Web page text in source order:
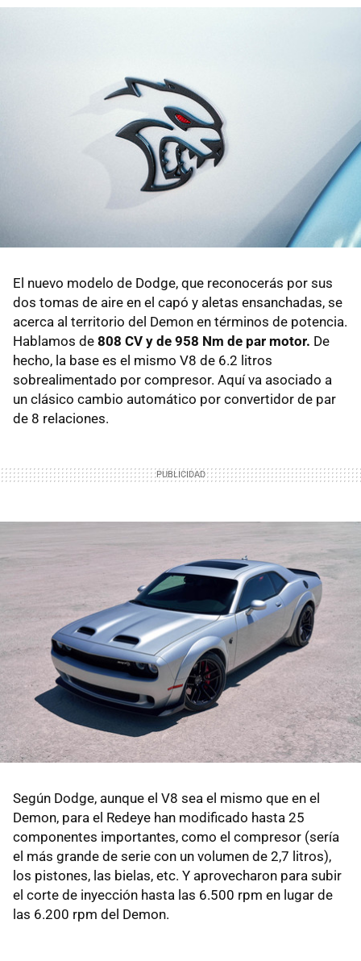
El nuevo modelo de Dodge, que reconocerás por sus
dos tomas de aire en el capó y aletas ensanchadas, se
acerca al territorio del Demon en términos de potencia.
Hablamos de 808 CV y de 958 Nm de par motor. De
hecho, la base es el mismo V8 de 6.2 litros
sobrealimentado por compresor. Aquí va asociado a
un clásico cambio automático por convertidor de par
de 8 relaciones.
Según Dodge, aunque el V8 sea el mismo que en el
Demon, para el Redeye han modificado hasta 25
componentes importantes, como el compresor (sería
el más grande de serie con un volumen de 2,7 litros),
los pistones, las bielas, etc. Y aprovecharon para subir
el corte de inyección hasta las 6.500 rpm en lugar de
las 6.200 rpm del Demon.